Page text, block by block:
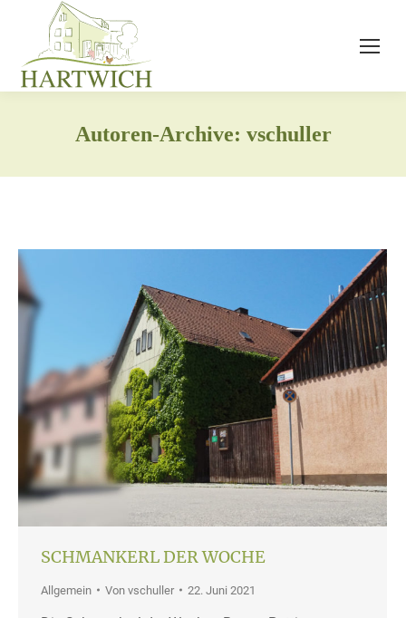
Autoren-Archive: vschuller
SCHMANKERL DER WOCHE
Allgemein Von vschuller 22. Juni 2021